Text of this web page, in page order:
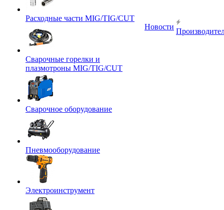
Расходные части MIG/TIG/CUT
Сварочные горелки и
плазмотроны MIG/TIG/CUT
Сварочное оборудование
Пневмооборудование
Электроинструмент
Новости